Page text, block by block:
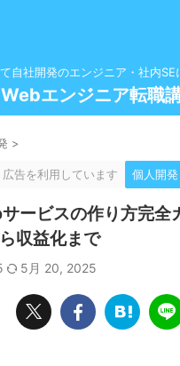
自社開発のエンジニア・社内
Webエンジニア転職
>
告を利用しています 個人開発
ービスの作り方完全
収益化まで
5月 20, 2025